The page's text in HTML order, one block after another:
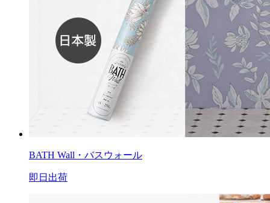
BATH Wall・バスウォール
即日出荷